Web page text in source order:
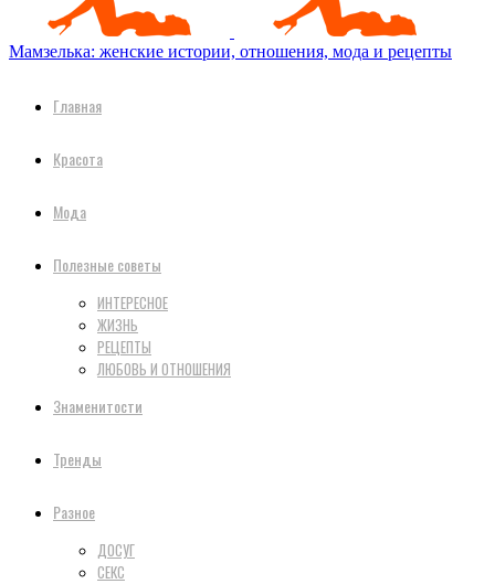
Мамзелька: женские истории, отношения, мода и рецепты
Главная
Красота
Мода
Полезные советы
ИНТЕРЕСНОЕ
ЖИЗНЬ
РЕЦЕПТЫ
ЛЮБОВЬ И ОТНОШЕНИЯ
Знаменитости
Тренды
Разное
ДОСУГ
СЕКС